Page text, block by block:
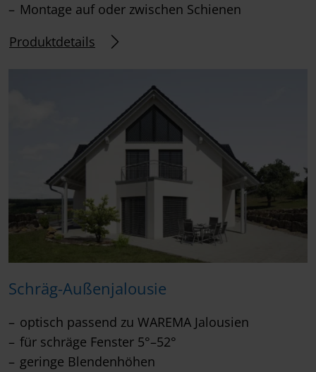
Montage auf oder zwischen Schienen
Produktdetails
Schräg-Außenjalousie
optisch passend zu WAREMA Jalousien
für schräge Fenster 5°–52°
geringe Blendenhöhen